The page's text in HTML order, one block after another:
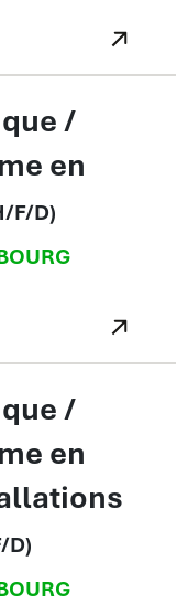
/
en
F/D)
/
en
D)